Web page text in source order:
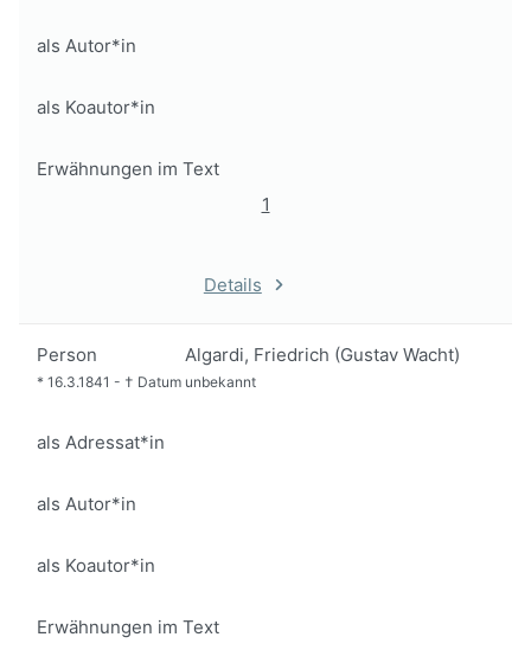
als Autor*in
als Koautor*in
Erwähnungen im Text
1
Details
Person Algardi, Friedrich (Gustav Wacht)
* 16.3.1841 - † Datum unbekannt
als Adressat*in
als Autor*in
als Koautor*in
Erwähnungen im Text